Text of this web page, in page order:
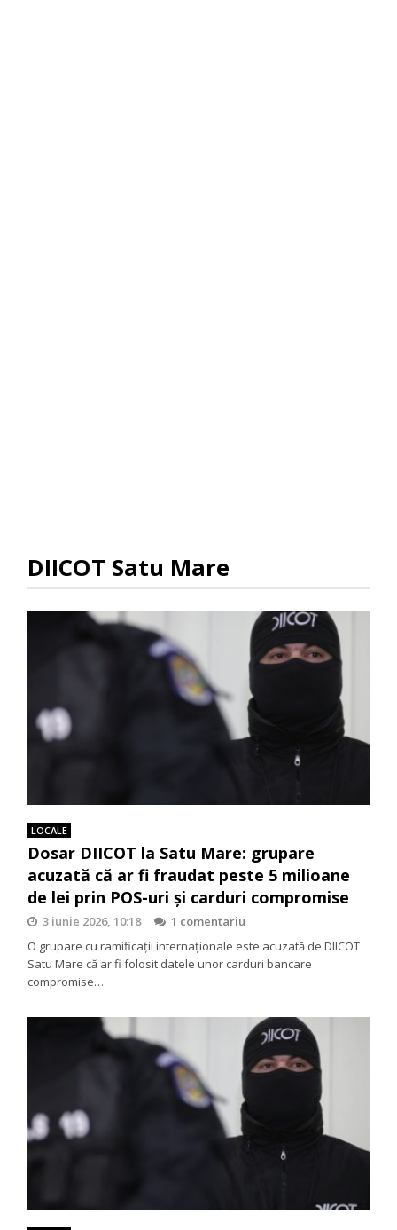
DIICOT Satu Mare
LOCALE
Dosar DIICOT la Satu Mare: grupare
acuzată că ar fi fraudat peste 5 milioane
de lei prin POS-uri și carduri compromise
3 iunie 2026, 10:18
1 comentariu
O grupare cu ramificații internaționale este acuzată de DIICOT
Satu Mare că ar fi folosit datele unor carduri bancare
compromise…